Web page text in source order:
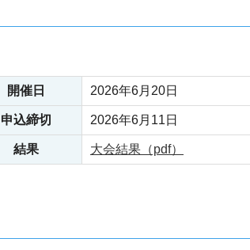
開催日 2026年6月20日
申込締切 2026年6月11日
結果 大会結果（pdf）